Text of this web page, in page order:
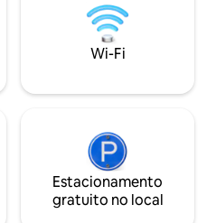
no centro
2 carros.
uma área de jantar ao ar
com a natureza e
simpáticos
galinhas, patos,
Wi-Fi
Estacionamento
gratuito no local